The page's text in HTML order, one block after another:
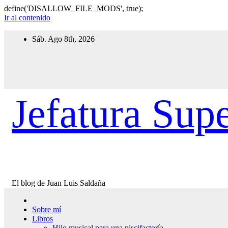
define('DISALLOW_FILE_MODS', true);
Ir al contenido
Sáb. Ago 8th, 2026
Jefatura
El blog de Juan Luis Saldaña
Sobre mí
Libros